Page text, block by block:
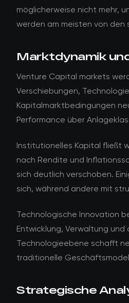
möglicherweise nicht mehr,
werden am meisten von
Marktdynamik
Venture Capital markets
Verschiebungen,
Kapitalmarktbedingungen
Performance über
Institutionelles Kapital fließt
nach Rendite und
sich deutlich verschoben.
sich, während andere mit
Technologische Innovation
Entwicklung, Verwaltung
Technologieebene schafft
traditionelle
Strategische